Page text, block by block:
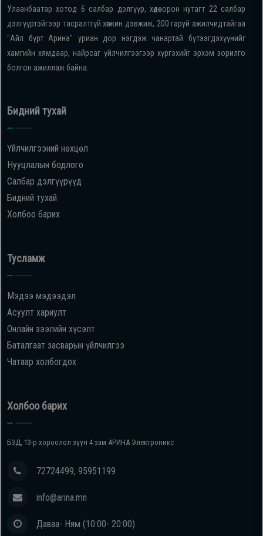
Улаанбаатар хотод 6 салбар дэлгүүр, хөдөө орон нутагт 22 салбар
дэлгүүртэйгээр тасралтгүй хөгжин дэвжиж, 200 гаруй ажилчидтайгаа
"Айл бүрт Арина" уриан дор нэгдэж чанартай бүтээгдэхүүнийг
хамгийн хямдаар, найрсаг үйлчилгээгээр хүргэхийг эрхэм зорилго
болгон ажиллаж байна.
Бидний тухай
Үйлчилгээний нөхцөл
Нууцлалын бодлого
Салбар дэлгүүрүүд
Бидний тухай
Холбоо барих
Тусламж
Мэдээ мэдээдэл
Асуулт хариулт
Онлайн зээлийн хүсэлт
Баталгаат засварын үйлчилгээ
Чатаар холбогдох
Холбоо барих
БЗД, 13-р хороолол зүүн 4 зам АРИНА Электроникс
72724499, 95951199
info@arina.mn
Даваа- Ням (10:00- 20:00)